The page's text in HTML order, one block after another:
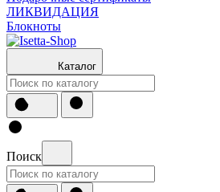
ЛИКВИДАЦИЯ
Блокноты
Каталог
Поиск